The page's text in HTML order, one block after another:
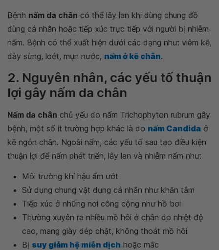
Bệnh nấm da chân có thể lây lan khi dùng chung đồ
dùng cá nhân hoặc tiếp xúc trực tiếp với người bị nhiễm
nấm. Bệnh có thể xuất hiện dưới các dạng như: viêm kẽ,
dày sừng, loét, mụn nước, nấm ở kẽ chân.
2. Nguyên nhân, các yếu tố thuận
lợi gây nấm da chân
Nấm da chân chủ yếu do nấm Trichophyton rubrum gây
bệnh, một số ít trường hợp khác là do nấm Candida ở
kẽ ngón chân. Ngoài nấm, các yếu tố sau tạo điều kiện
thuận lợi để nấm phát triển, lây lan và nhiễm nấm như:
Môi trường khí hậu ẩm ướt
Sử dụng chung vật dụng cá nhân như khăn tắm
Tiếp xúc ở những nơi công cộng như hồ bơi
Thường xuyên ra nhiều mồ hôi ở chân do nhiệt độ
cao, mang giày dép chật, không thoát mồ hôi
Bị suy giảm hệ miễn dịch hoặc mắc